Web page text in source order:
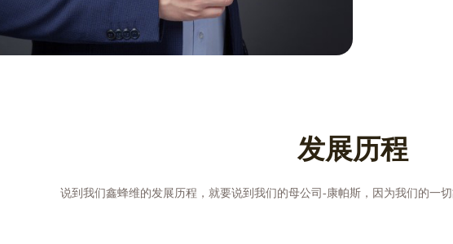
发展历程
说到我们鑫蜂维的发展历程，就要说到我们的母公司-康帕斯，因为我们的一